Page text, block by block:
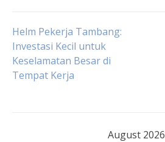
Post
navigation
Helm Pekerja Tambang:
Investasi Kecil untuk
Keselamatan Besar di
Tempat Kerja
August 2026